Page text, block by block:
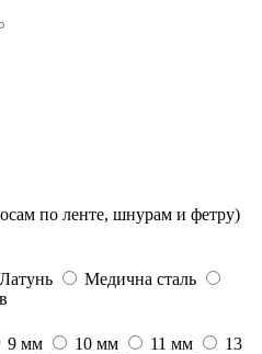
по ленте, шнурам и фетру)
Латунь
Медична сталь
9 мм 10 мм 11 мм
13